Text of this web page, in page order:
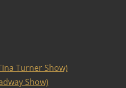
Turner Show)
Show)